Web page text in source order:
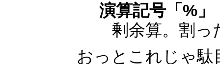
演算記号「%」
剰余算。割っ
おっとこれじゃ駄